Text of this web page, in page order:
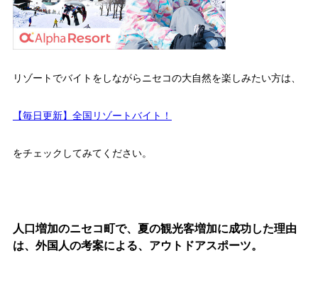
リゾートでバイトをしながらニセコの大自然を楽しみたい方は、
【毎日更新】全国リゾートバイト！
をチェックしてみてください。
人口増加のニセコ町で、夏の観光客増加に成功した理由
は、外国人の考案による、アウトドアスポーツ。